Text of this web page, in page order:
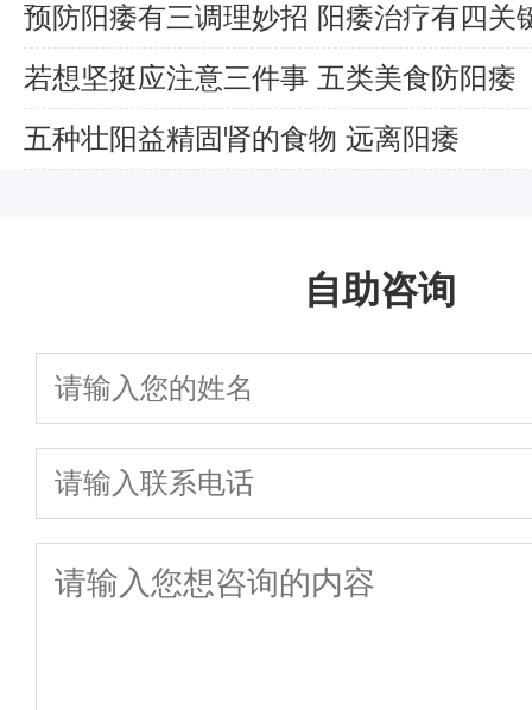
预防阳痿有三调理妙招 阳痿治疗有四关
若想坚挺应注意三件事 五类美食防阳痿
五种壮阳益精固肾的食物 远离阳痿
自助咨询